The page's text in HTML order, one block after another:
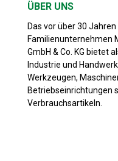
ÜBER UNS
Das vor über 30
Familienunternehmen
GmbH & Co. KG bietet
Industrie und
Werkzeugen,
Betriebseinrichtungen
Verbrauchsartikeln.